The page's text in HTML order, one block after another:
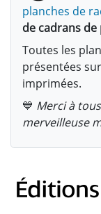
planches de
de cadrans
Toutes les
présentées
imprimées.
💙 Merci à
merveilleuse